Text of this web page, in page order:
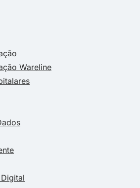
Wareline